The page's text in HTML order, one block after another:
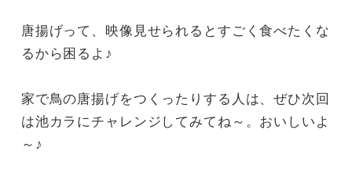
唐揚げって、映像見せられるとすごく食べたくな
るから困るよ♪
家で鳥の唐揚げをつくったりする人は、ぜひ次回
は池カラにチャレンジしてみてね～。おいしいよ
～♪